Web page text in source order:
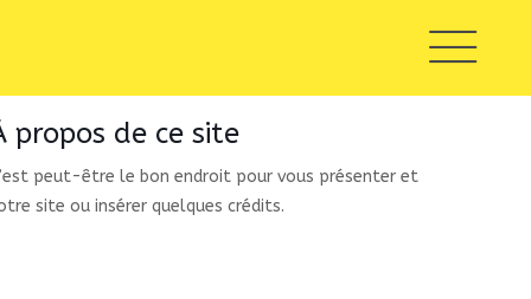
propos de ce site
peut-être le bon endroit pour vous présenter et
site ou insérer quelques crédits.